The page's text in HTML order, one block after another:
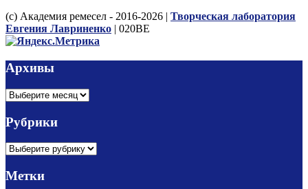
(с) Академия ремесел - 2016-2026 | Творческая лаборатория
Евгения Лавриненко | 020BE
Архивы
Архивы
Рубрики
Рубрики
Метки